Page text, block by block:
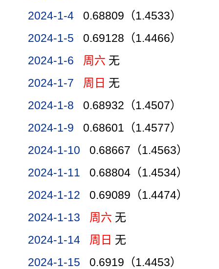
2024-1-4
0.68809（1.4533）
2024-1-5
0.69128（1.4466）
2024-1-6
周六 无
2024-1-7
周日 无
2024-1-8
0.68932（1.4507）
2024-1-9
0.68601（1.4577）
2024-1-10
0.68667（1.4563）
2024-1-11
0.68804（1.4534）
2024-1-12
0.69089（1.4474）
2024-1-13
周六 无
2024-1-14
周日 无
2024-1-15
0.6919（1.4453）